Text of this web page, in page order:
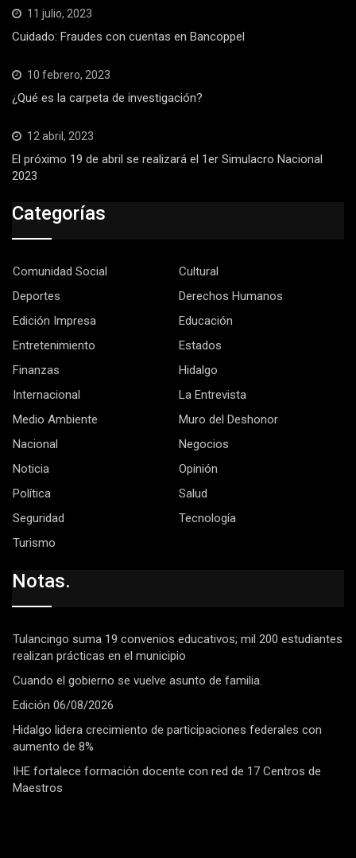
11 julio, 2023
Cuidado: Fraudes con cuentas en Bancoppel
10 febrero, 2023
¿Qué es la carpeta de investigación?
12 abril, 2023
El próximo 19 de abril se realizará el 1er Simulacro Nacional
2023
Categorías
Comunidad Social
Cultural
Deportes
Derechos Humanos
Edición Impresa
Educación
Entretenimiento
Estados
Finanzas
Hidalgo
Internacional
La Entrevista
Medio Ambiente
Muro del Deshonor
Nacional
Negocios
Noticia
Opinión
Política
Salud
Seguridad
Tecnología
Turismo
Notas.
Tulancingo suma 19 convenios educativos; mil 200 estudiantes
realizan prácticas en el municipio
Cuando el gobierno se vuelve asunto de familia.
Edición 06/08/2026
Hidalgo lidera crecimiento de participaciones federales con
aumento de 8%
IHE fortalece formación docente con red de 17 Centros de
Maestros